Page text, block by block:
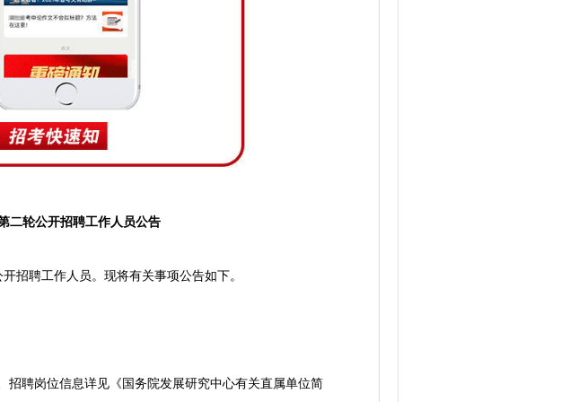
二轮公开招聘工作人员公告
聘工作人员。现将有关事项公告如下。
聘岗位信息详见《国务院发展研究中心有关直属单位简